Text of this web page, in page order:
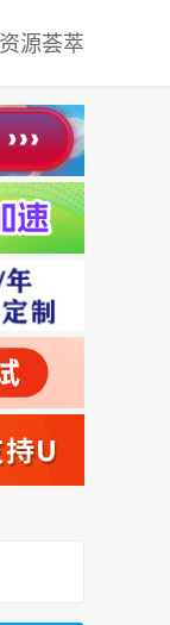
资源荟萃